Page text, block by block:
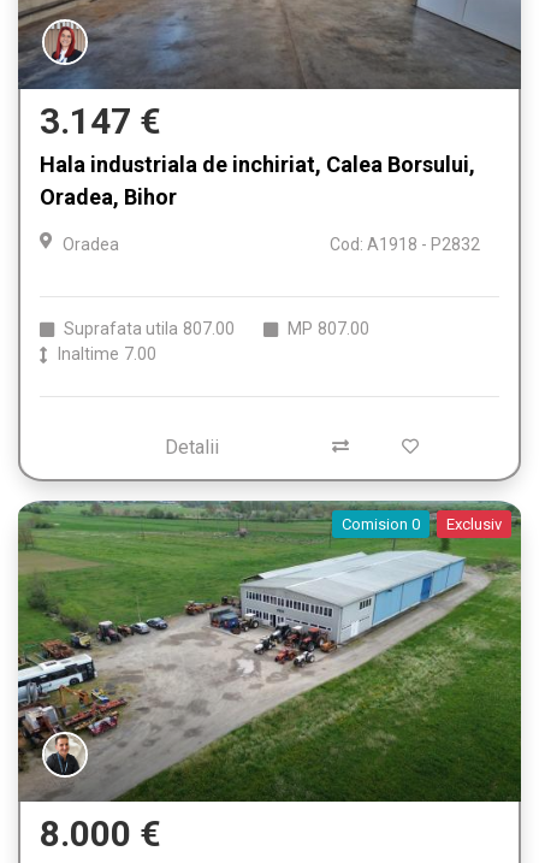
3.147 €
Hala industriala de inchiriat, Calea Borsului,
Oradea, Bihor
Oradea Cod: A1918 - P2832
Suprafata utila 807.00 MP 807.00
Inaltime 7.00
Detalii
Comision 0 Exclusiv
8.000 €